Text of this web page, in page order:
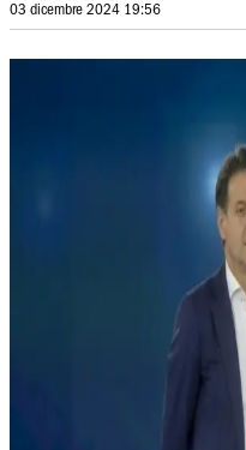
03 dicembre 2024 19:56